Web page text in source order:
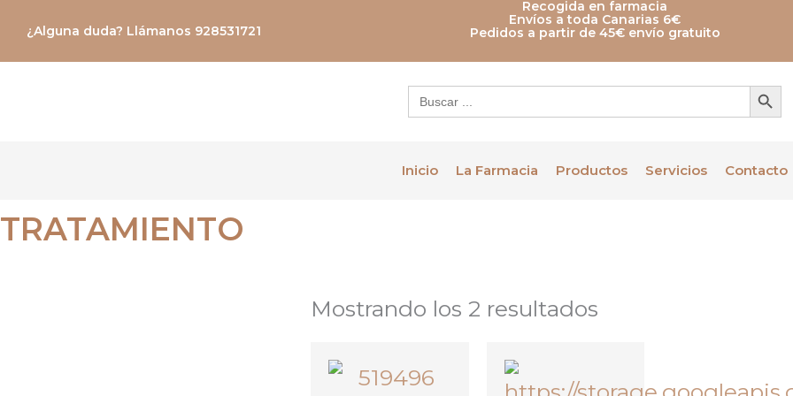
¿Alguna duda? Llámanos 928531721
Recogida en farmacia
Envíos a toda Canarias 6€
Pedidos a partir de 45€ envío gratuito
Buscar: Botón de
Inicio La Farmacia Productos Servicios Contacto
TRATAMIENTO
Mostrando los 2 resultados